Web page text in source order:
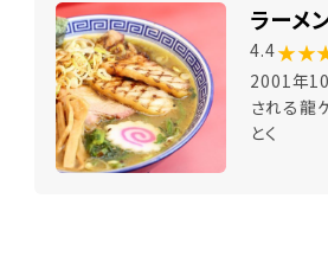
ラーメ
4.4
2001年
される龍
とく